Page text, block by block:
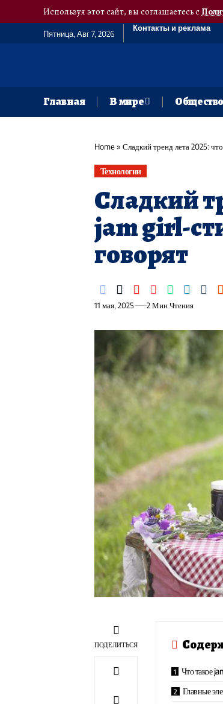
Используя этот сайт, вы соглашаетесь с
Пятница, Авг 7, 2026
Контакты и реклама
Главная В мире Общество
Home» Сладкий тренд лета 2025:
Технологии
Сладкий
jam girl-
говорят
11 мая, 2025 2 Мин Чтения
ПОДЕЛИТЬСЯ
Что такое
Главные